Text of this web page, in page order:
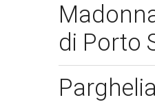
di Porto